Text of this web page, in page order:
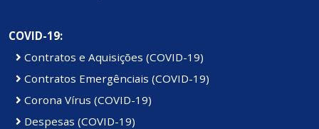
COVID-19:
Contratos e Aquisições (COVID-19)
Contratos Emergênciais (COVID-19)
Corona Vírus (COVID-19)
Despesas (COVID-19)